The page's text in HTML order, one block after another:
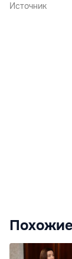
Источник